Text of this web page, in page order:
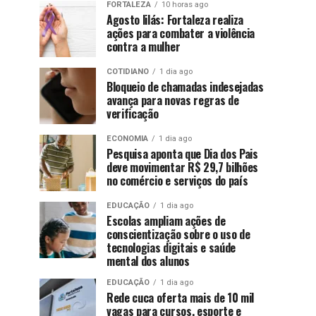
FORTALEZA 10 horas ago
Agosto lilás: Fortaleza realiza
ações para combater a violência
contra a mulher
COTIDIANO 1 dia ago
Bloqueio de chamadas indesejadas
avança para novas regras de
verificação
ECONOMIA 1 dia ago
Pesquisa aponta que Dia dos Pais
deve movimentar R$ 29,7 bilhões
no comércio e serviços do país
EDUCAÇÃO 1 dia ago
Escolas ampliam ações de
conscientização sobre o uso de
tecnologias digitais e saúde
mental dos alunos
EDUCAÇÃO 1 dia ago
Rede cuca oferta mais de 10 mil
vagas para cursos, esporte e